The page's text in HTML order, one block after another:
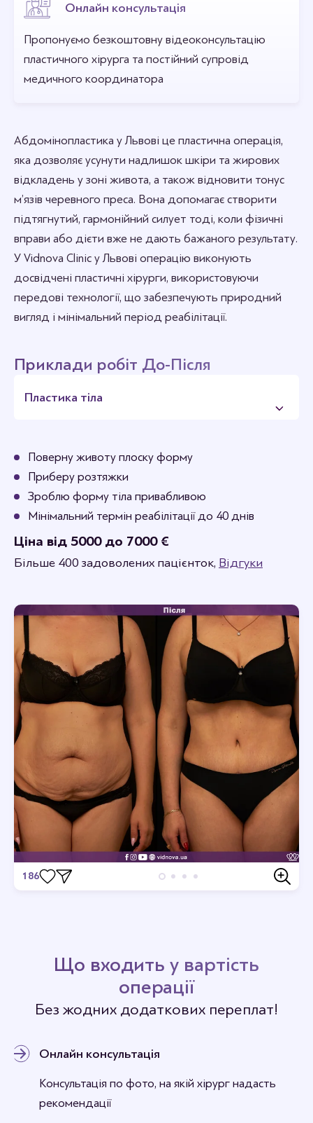
Онлайн консультація
Пропонуємо безкоштовну відеоконсультацію
пластичного хірурга та постійний супровід
медичного координатора
Абдомінопластика у Львові це пластична операція,
яка дозволяє усунути надлишок шкіри та жирових
відкладень у зоні живота, а також відновити тонус
м’язів черевного преса. Вона допомагає створити
підтягнутий, гармонійний силует тоді, коли фізичні
вправи або дієти вже не дають бажаного результату.
У Vidnova Сlinic у Львові операцію виконують
досвідчені пластичні хірурги, використовуючи
передові технології, що забезпечують природний
вигляд і мінімальний період реабілітації.
Приклади робіт До-Після
Пластика тіла
Поверну животу плоску форму
Приберу розтяжки
Зроблю форму тіла привабливою
Мінімальний термін реабілітації до 40 днів
Ціна від 5000 до 7000 €
Більше 400 задоволених пацієнток, Відгуки
186
Що входить у вартість
операції
Без жодних додаткових переплат!
Онлайн консультація
Консультація по фото, на якій хірург надасть
рекомендації